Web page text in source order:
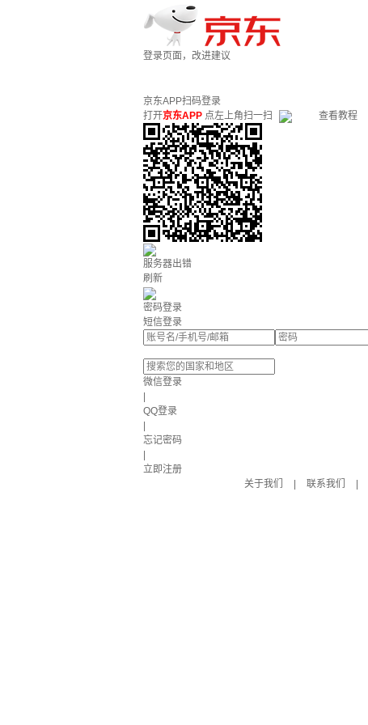
登录页面，改进建议
京东APP扫码登录
打开京东APP 点左上角扫一扫 查看教程
服务器出错
刷新
密码登录
短信登录
微信登录
QQ登录
忘记密码
立即注册
关于我们
联系我们